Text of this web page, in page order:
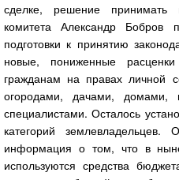
сделке, решение принимать
комитета Александр Бобров
подготовки к принятию
новые, пониженные
гражданам на правах личной
огородами, дачами, домами,
специалистами. Осталось
категорий землевладельцев.
информация о том, что в
используются средства